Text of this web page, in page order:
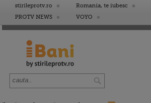
stirileprotv.ro Romania, te iubesc
PROTV NEWS
VOYO